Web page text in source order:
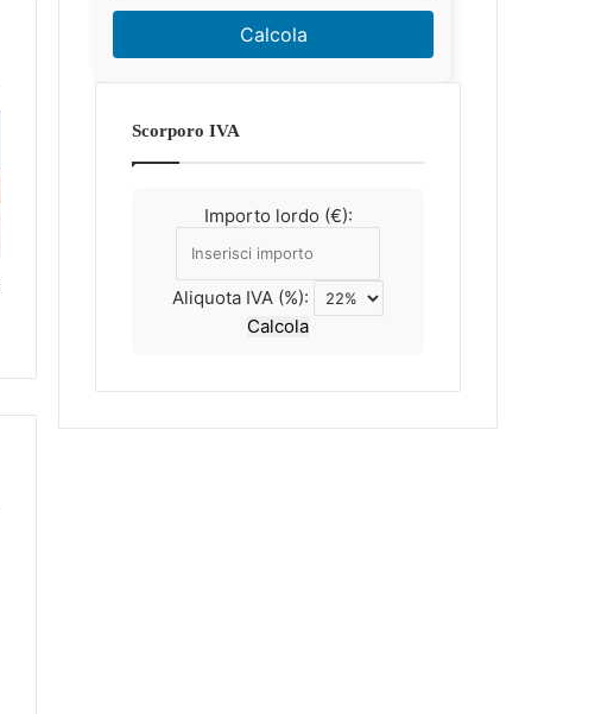
Calcola
Scorporo IVA
Importo lordo (€):
Aliquota IVA (%):
Calcola